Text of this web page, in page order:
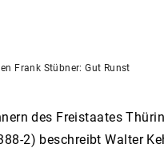
Frank Stübner: Gut Runst
des Freistaates
2) beschreibt Walter